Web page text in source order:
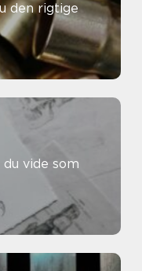
vide som